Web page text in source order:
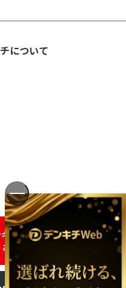
について
チWEBに関する
お問い合わせ